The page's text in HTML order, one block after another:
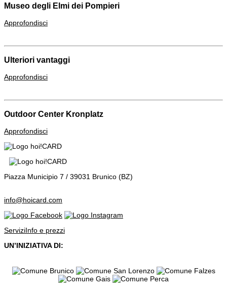
Museo degli Elmi dei Pompieri
Approfondisci
Ulteriori vantaggi
Approfondisci
Outdoor Center Kronplatz
Approfondisci
Piazza Municipio 7 / 39031 Brunico (BZ)
info@hoicard.com
ServiziInfo e prezzi
UN’INIZIATIVA DI: